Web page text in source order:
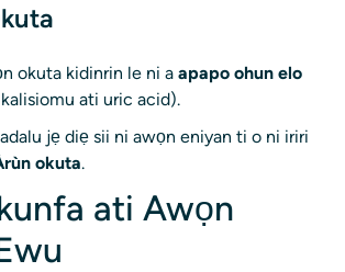
okuta kidinrin le ni a apapo ohun elo
ati uric acid).
jẹ diẹ sii ni awọn eniyan ti o ni iriri
okuta.
ati Awọn